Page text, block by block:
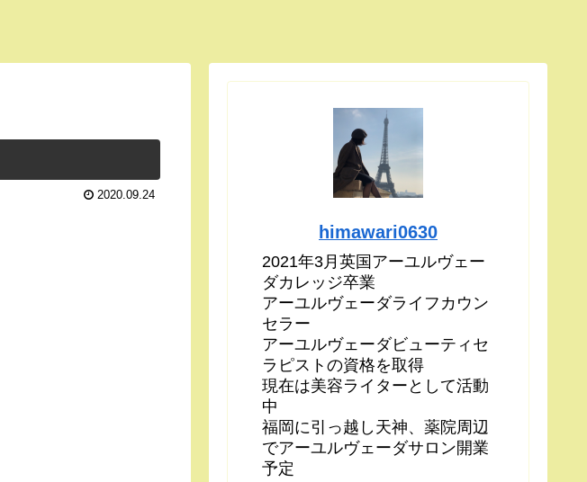
2020.09.24
himawari0630
2021年3月英国アーユルヴェー
ダカレッジ卒業
アーユルヴェーダライフカウン
セラー
アーユルヴェーダビューティセ
ラピストの資格を取得
現在は美容ライターとして活動
中
福岡に引っ越し天神、薬院周辺
でアーユルヴェーダサロン開業
予定